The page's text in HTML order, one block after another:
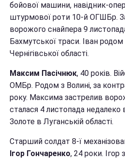
бойової машини, навідник-
штурмової роти 10-й ОГШБр.
ворожого снайпера 9
Бахмутської траси. Іван родом
Чернігівської області.
Максим Пасічнюк, 40 років.
ОМБр. Родом з Волині, за
року. Максима застрелив
сталася 4 листопада недалеко
Золоте в Луганській області.
Старший солдат 8-ї
Ігор Гончаренко, 24 роки.